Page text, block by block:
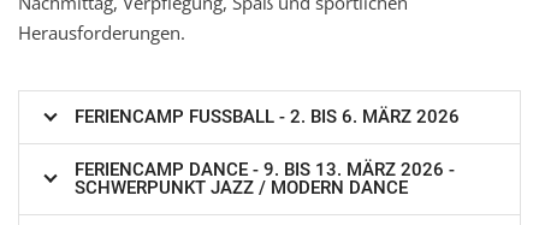
Herausforderungen.
FERIENCAMP FUSSBALL - 2. BIS 6. MÄRZ 2026
FERIENCAMP DANCE - 9. BIS 13. MÄRZ 2026 -
SCHWERPUNKT JAZZ / MODERN DANCE